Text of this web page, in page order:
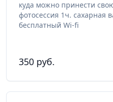
куда можно принести
фотосессия 1ч. сахарная
бесплатный Wi-fi
350 руб.